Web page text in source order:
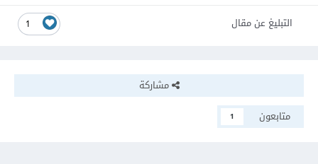
1 التبليغ عن مقال
مشاركة
متابعون
1